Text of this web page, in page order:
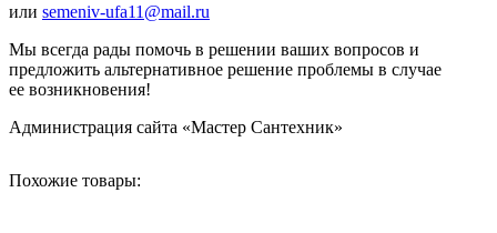
или semeniv-ufa11@mail.ru
Мы всегда рады помочь в решении ваших вопросов и
предложить альтернативное решение проблемы в случае
ее возникновения!
Администрация сайта «Мастер Сантехник»
Похожие товары: